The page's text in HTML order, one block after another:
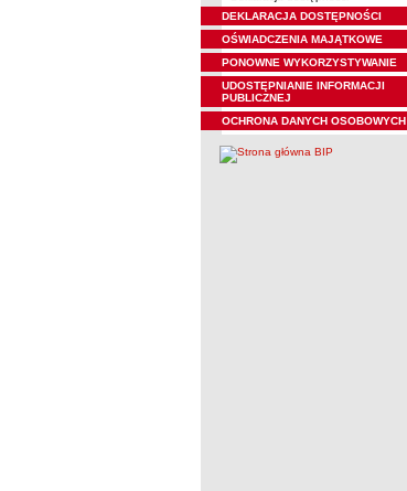
DEKLARACJA DOSTĘPNOŚCI
OŚWIADCZENIA MAJĄTKOWE
PONOWNE WYKORZYSTYWANIE
UDOSTĘPNIANIE INFORMACJI
PUBLICZNEJ
OCHRONA DANYCH OSOBOWYCH